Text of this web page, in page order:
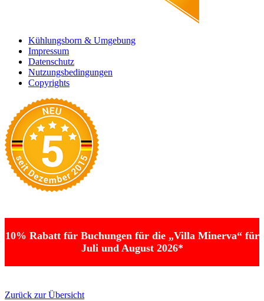
Kühlungsborn & Umgebung
Impressum
Datenschutz
Nutzungsbedingungen
Copyrights
10% Rabatt für Buchungen für die „Villa Minerva“ für
Juli und August 2026*
Zurück zur Übersicht